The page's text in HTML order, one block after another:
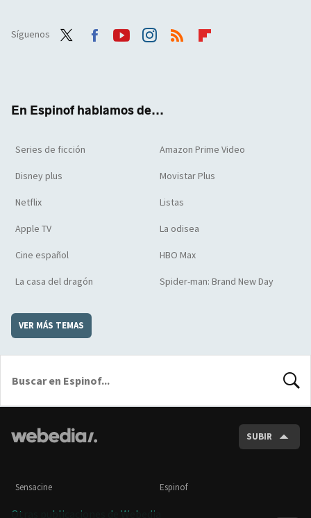
Síguenos
En Espinof hablamos de...
Series de ficción Amazon Prime Video
Disney plus Movistar Plus
Netflix Listas
Apple TV La odisea
Cine español HBO Max
La casa del dragón Spider-man: Brand New Day
VER MÁS TEMAS
SUBIR
Sensacine Espinof
Otras publicaciones de Webedia